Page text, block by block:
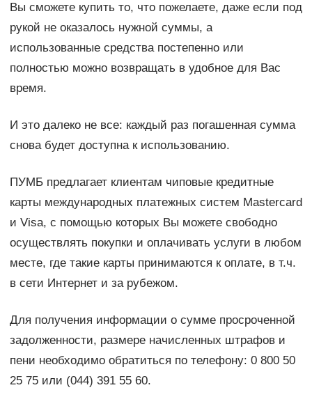
Вы сможете купить то, что пожелаете, даже если под
рукой не оказалось нужной суммы, а
использованные средства постепенно или
полностью можно возвращать в удобное для Вас
время.
И это далеко не все: каждый раз погашенная сумма
снова будет доступна к использованию.
ПУМБ предлагает клиентам чиповые кредитные
карты международных платежных систем Masterсard
и Visa, с помощью которых Вы можете свободно
осуществлять покупки и оплачивать услуги в любом
месте, где такие карты принимаются к оплате, в т.ч.
в сети Интернет и за рубежом.
Для получения информации о сумме просроченной
задолженности, размере начисленных штрафов и
пени необходимо обратиться по телефону: 0 800 50
25 75 или (044) 391 55 60.